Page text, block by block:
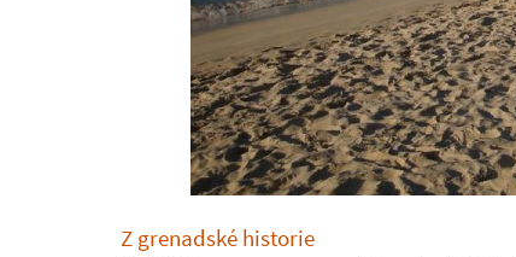
Z grenadské historie